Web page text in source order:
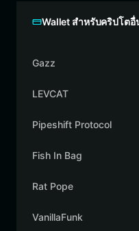
Wallet สำหรับคริปโตอื่
Gazz
LEVCAT
Pipeshift Protocol
Fish In Bag
Rat Pope
VanillaFunk